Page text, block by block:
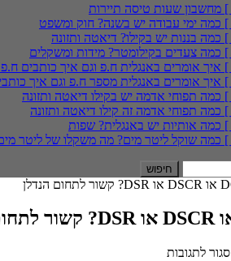
מחשבון שעות טיסה תיירות
כמה ימי עבודה יש בשנה? חוק ומשפט
כמה בננות יש בקילו? דיאטה ותזונה
כמה צעדים בקילומטר? מידות ומשקלים
איך אומרים באנגלית ח.פ וגם איך כותבים ח.פ
איך אומרים באנגלית מספר ח.פ וגם איך
כמה תפוחי אדמה יש בקילו דיאטה ותזונה
כמה תפוחי אדמה זה קילו דיאטה ותזונה
כמה אותיות יש באנגלית? שפות
כמה שוקל ליטר מים? מה משקלו של ליטר
סגור לתגובות